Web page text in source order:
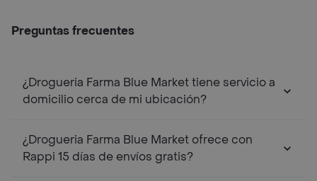
Preguntas frecuentes
¿Drogueria Farma Blue Market tiene servicio a
domicilio cerca de mi ubicación?
¿Drogueria Farma Blue Market ofrece con
Rappi 15 días de envíos gratis?